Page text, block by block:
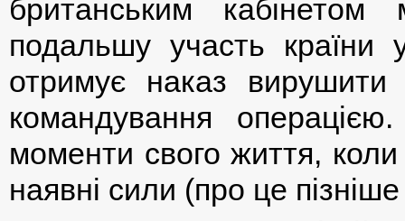
британським кабінетом
подальшу участь
отримує наказ
командування
моменти свого життя,
наявні сили (про це